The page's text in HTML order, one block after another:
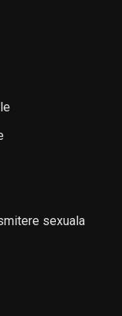
sexuala